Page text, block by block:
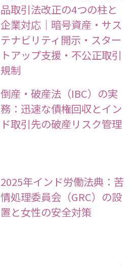
品取引法改正の4つの柱と
企業対応｜暗号資産・サス
テナビリティ開示・スター
トアップ支援・不公正取引
規制
倒産・破産法（IBC）の実
務：迅速な債権回収とイン
ド取引先の破産リスク管理
2025年インド労働法典：苦
情処理委員会（GRC）の設
置と女性の安全対策